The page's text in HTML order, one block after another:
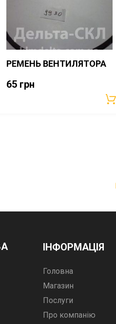
РЕМЕНЬ ВЕНТИЛЯТОРА
65 грн
ІНФОРМАЦІЯ
Головна
Магазин
Послуги
Про компанію